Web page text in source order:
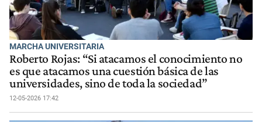
MARCHA UNIVERSITARIA
Roberto Rojas: “Si atacamos el conocimiento no
es que atacamos una cuestión básica de las
universidades, sino de toda la sociedad”
12-05-2026 17:42